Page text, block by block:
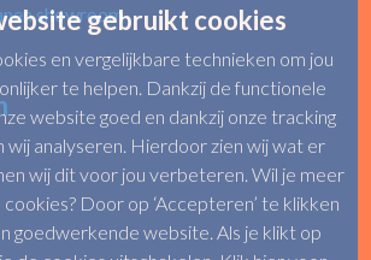
showroomgebruikt cookies
en vergelijkbare technieken om jou
te helpen. Dankzij de functionele
website goed en dankzij onze tracking
wij analyseren. Hierdoor zien wij wat er
wij dit voor jou verbeteren. Wil je meer
Door op ‘Accepteren’ te klikken
goedwerkende website. Als je klikt op